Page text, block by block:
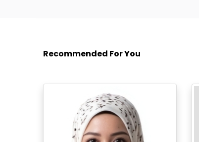
Recommended For You